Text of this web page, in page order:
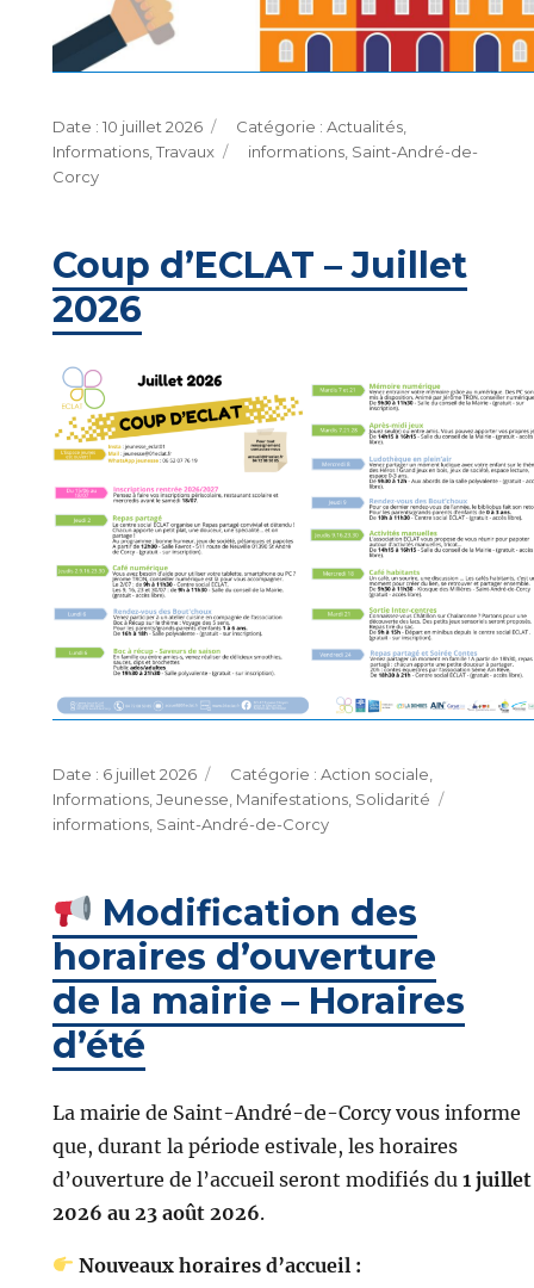
Publié
le
10 juillet 2026 Catégories
Actualités,
Informations,Travaux Étiquettes
informations, Saint-André-de-
Corcy
Coup d’ECLAT – Juillet
2026
Publié
le
6 juillet 2026 Catégories
Action sociale
Informations, Jeunesse Manifestations, Solidarité
informations, Saint-André-de-Corcy
Modification des
horaires d’ouverture
de la mairie – Horaires
d’été
La mairie de Saint-André-de-Corcy vous informe
que, durant la période estivale, les horaires
d’ouverture de l’accueil seront modifiés du 1 juillet
2026 au 23 août 2026.
Nouveaux horaires d’accueil :